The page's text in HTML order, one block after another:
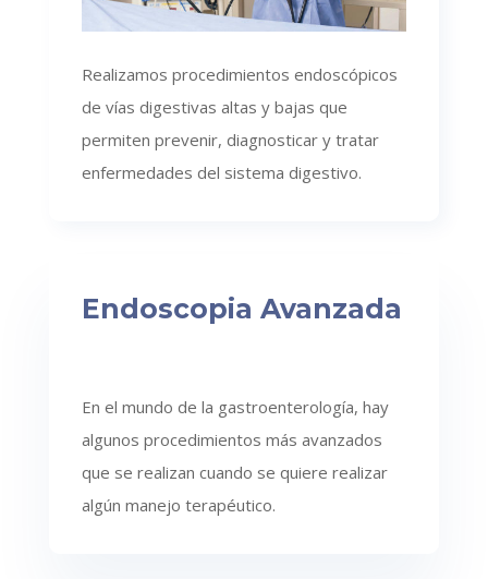
Realizamos procedimientos endoscópicos
de vías digestivas altas y bajas que
permiten prevenir, diagnosticar y tratar
enfermedades del sistema digestivo.
Endoscopia Avanzada
En el mundo de la gastroenterología, hay
algunos procedimientos más avanzados
que se realizan cuando se quiere realizar
algún manejo terapéutico.